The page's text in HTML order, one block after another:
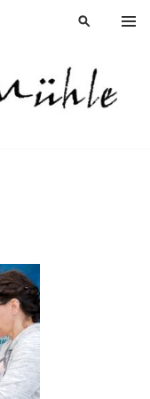
MENÜ
SUCHEN